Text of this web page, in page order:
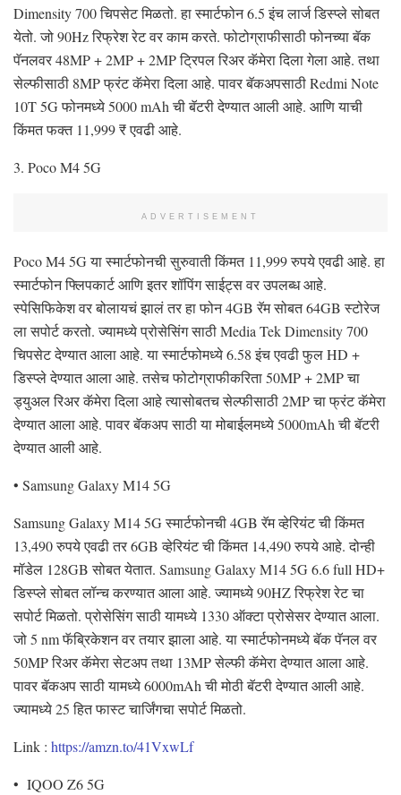
Dimensity 700 चिपसेट मिळतो. हा स्मार्टफोन 6.5 इंच लार्ज डिस्प्ले सोबत
येतो. जो 90Hz रिफ्रेश रेट वर काम करते. फोटोग्राफीसाठी फोनच्या बॅक
पॅनलवर 48MP + 2MP + 2MP ट्रिपल रिअर कॅमेरा दिला गेला आहे. तथा
सेल्फीसाठी 8MP फ्रंट कॅमेरा दिला आहे. पावर बॅकअपसाठी Redmi Note
10T 5G फोनमध्ये 5000 mAh ची बॅटरी देण्यात आली आहे. आणि याची
किंमत फक्त 11,999 ₹ एवढी आहे.
3. Poco M4 5G
ADVERTISEMENT
Poco M4 5G या स्मार्टफोनची सुरुवाती किंमत 11,999 रुपये एवढी आहे. हा
स्मार्टफोन फ्लिपकार्ट आणि इतर शॉपिंग साईट्स वर उपलब्ध आहे.
स्पेसिफिकेश वर बोलायचं झालं तर हा फोन 4GB रॅम सोबत 64GB स्टोरेज
ला सपोर्ट करतो. ज्यामध्ये प्रोसेसिंग साठी Media Tek Dimensity 700
चिपसेट देण्यात आला आहे. या स्मार्टफोमध्ये 6.58 इंच एवढी फुल HD +
डिस्प्ले देण्यात आला आहे. तसेच फोटोग्राफीकरिता 50MP + 2MP चा
ड्युअल रिअर कॅमेरा दिला आहे त्यासोबतच सेल्फीसाठी 2MP चा फ्रंट कॅमेरा
देण्यात आला आहे. पावर बॅकअप साठी या मोबाईलमध्ये 5000mAh ची बॅटरी
देण्यात आली आहे.
• Samsung Galaxy M14 5G
Samsung Galaxy M14 5G स्मार्टफोनची 4GB रॅम व्हेरियंट ची किंमत
13,490 रुपये एवढी तर 6GB व्हेरियंट ची किंमत 14,490 रुपये आहे. दोन्ही
मॉडेल 128GB सोबत येतात. Samsung Galaxy M14 5G 6.6 full HD+
डिस्प्ले सोबत लॉन्च करण्यात आला आहे. ज्यामध्ये 90HZ रिफ्रेश रेट चा
सपोर्ट मिळतो. प्रोसेसिंग साठी यामध्ये 1330 ऑक्टा प्रोसेसर देण्यात आला.
जो 5 nm फॅब्रिकेशन वर तयार झाला आहे. या स्मार्टफोनमध्ये बॅक पॅनल वर
50MP रिअर कॅमेरा सेटअप तथा 13MP सेल्फी कॅमेरा देण्यात आला आहे.
पावर बॅकअप साठी यामध्ये 6000mAh ची मोठी बॅटरी देण्यात आली आहे.
ज्यामध्ये 25 हित फास्ट चार्जिंगचा सपोर्ट मिळतो.
Link : https://amzn.to/41VxwLf
• IQOO Z6 5G